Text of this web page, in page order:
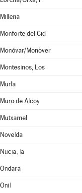
Millena
Monforte del Cid
Monóvar/Monòver
Montesinos, Los
Murla
Muro de Alcoy
Mutxamel
Novelda
Nucia, la
Ondara
Onil